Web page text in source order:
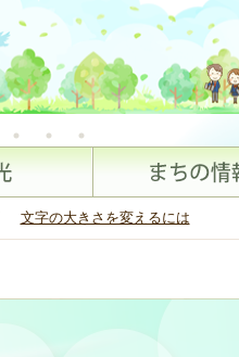
文字の大きさを変えるには